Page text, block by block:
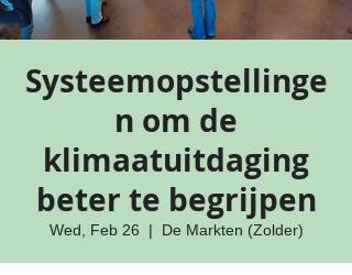
Systeemopstellinge
n om de
klimaatuitdaging
beter te begrijpen
Wed, Feb 26
  |
De Markten (Zolder)